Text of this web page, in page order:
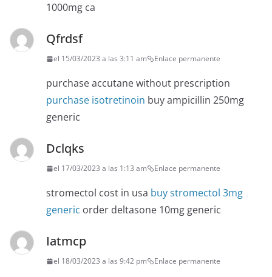
1000mg ca
Qfrdsf
el 15/03/2023 a las 3:11 am Enlace permanente
purchase accutane without prescription
purchase isotretinoin buy ampicillin 250mg
generic
Dclqks
el 17/03/2023 a las 1:13 am Enlace permanente
stromectol cost in usa buy stromectol 3mg
generic order deltasone 10mg generic
Iatmcp
el 18/03/2023 a las 9:42 pm Enlace permanente